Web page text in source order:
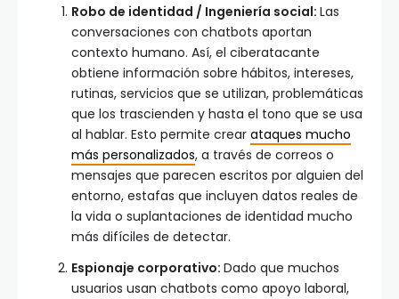
Robo de identidad / Ingeniería social: Las
conversaciones con chatbots aportan
contexto humano. Así, el ciberatacante
obtiene información sobre hábitos, intereses,
rutinas, servicios que se utilizan, problemáticas
que los trascienden y hasta el tono que se usa
al hablar. Esto permite crear ataques mucho
más personalizados, a través de correos o
mensajes que parecen escritos por alguien del
entorno, estafas que incluyen datos reales de
la vida o suplantaciones de identidad mucho
más difíciles de detectar.
Espionaje corporativo: Dado que muchos
usuarios usan chatbots como apoyo laboral,